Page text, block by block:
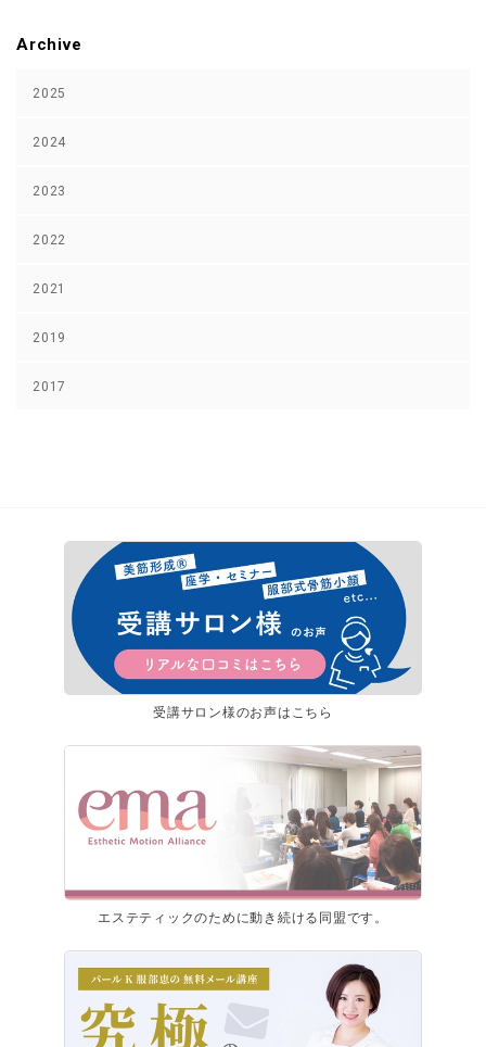
Archive
2025
2024
2023
2022
2021
2019
2017
受講サロン様のお声はこちら
エステティックのために動き続ける同盟です。